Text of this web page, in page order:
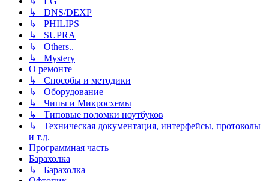
↳ DNS/DEXP
↳ PHILIPS
↳ SUPRA
↳ Others..
↳ Mystery
О ремонте
↳ Способы и методики
↳ Оборудование
↳ Чипы и Микросхемы
↳ Типовые поломки ноутбуков
↳ Техническая документация, интерфейсы, протоколы
и т.д.
Программная часть
Барахолка
↳ Барахолка